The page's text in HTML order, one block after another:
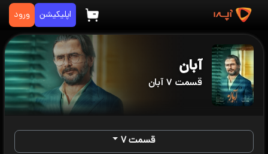
اپلیکیشن ورود
آبان
قسمت ۷ آبان
قسمت ۷